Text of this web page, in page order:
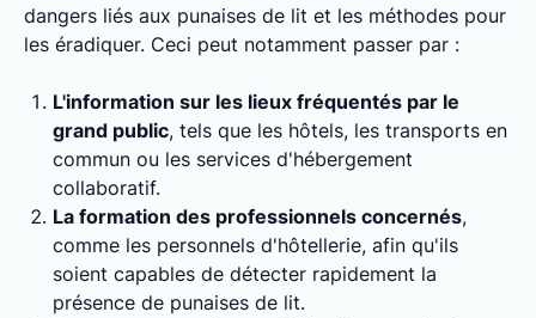
dangers liés aux punaises de lit et les méthodes pour
les éradiquer. Ceci peut notamment passer par :
L'information sur les lieux fréquentés par le
grand public, tels que les hôtels, les transports en
commun ou les services d'hébergement
collaboratif.
La formation des professionnels concernés,
comme les personnels d'hôtellerie, afin qu'ils
soient capables de détecter rapidement la
présence de punaises de lit.